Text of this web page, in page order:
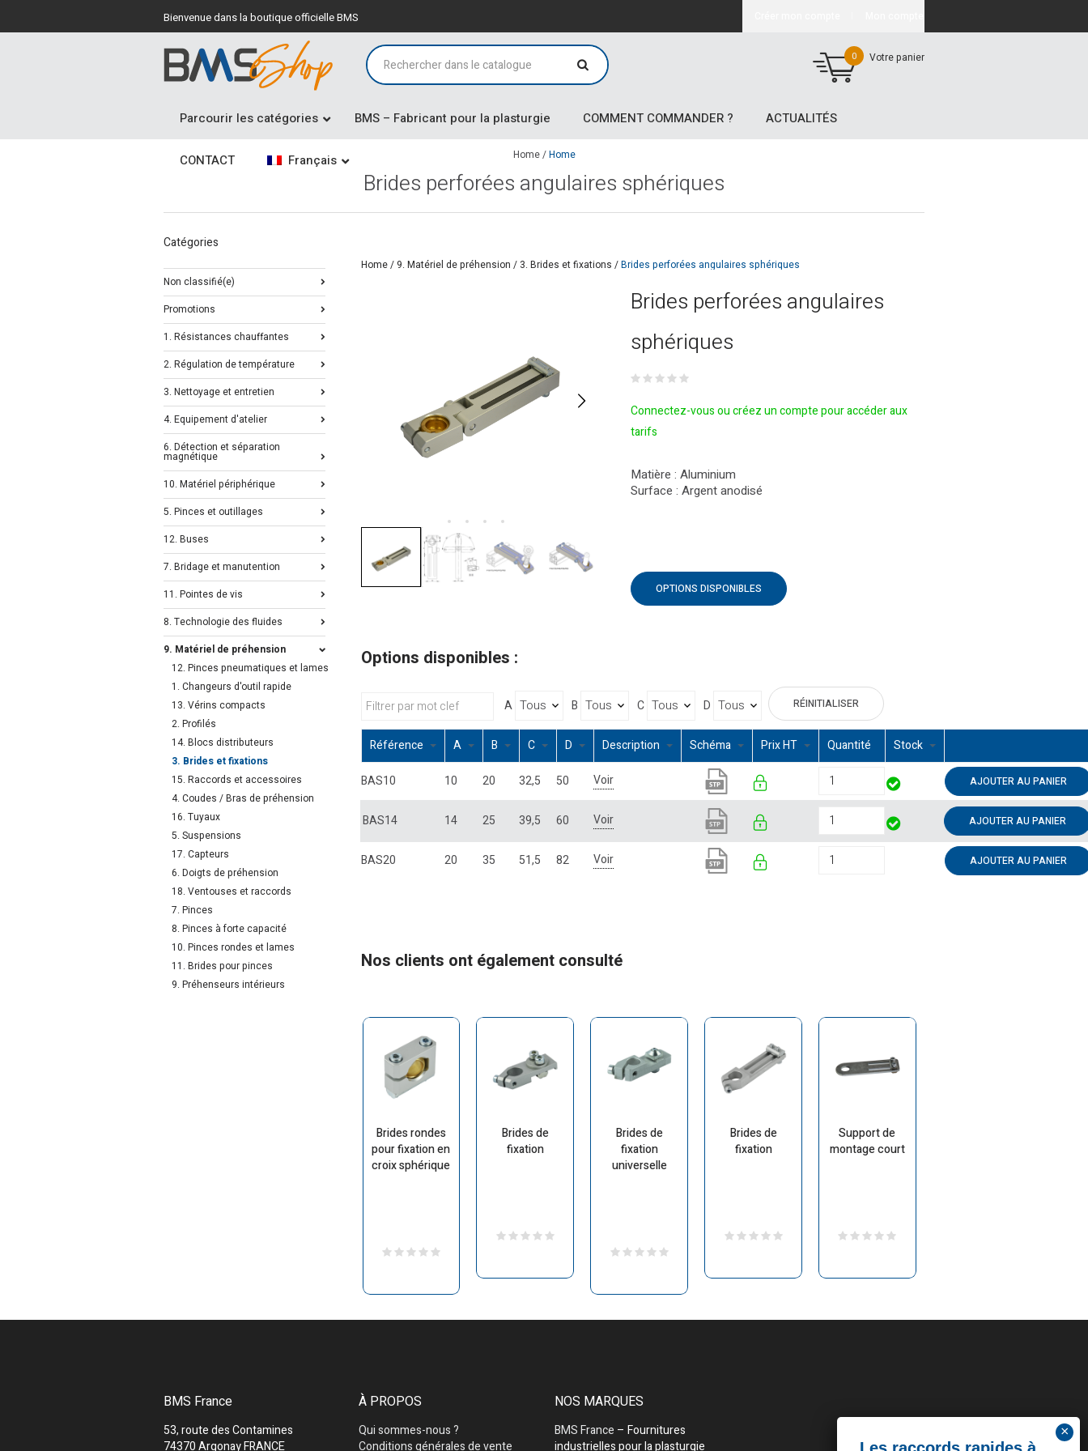
Bienvenue dans la boutique officielle BMS
0 Votre panier
Parcourir les catégories BMS – Fabricant pour la plasturgie COMMENT COMMANDER ? ACTUALITÉS
CONTACT Français Home/Home
Brides perforées angulaires sphériques
Home/ 9. Matériel de préhension / 3. Brides et fixations /Brides perforées angulaires sphériques
Brides perforées angulaires
sphériques
Connectez-vous ou créez un compte pour accéder aux
tarifs
Matière : Aluminium
Surface : Argent anodisé
OPTIONS DISPONIBLES
Options disponibles :
A B C D RÉINITIALISER
Référence A B C D Description Schéma Prix HT Quantité Stock
BAS10 10 20 32,5 50 Voir AJOUTER AU PANIER
BAS14 14 25 39,5 60 Voir AJOUTER AU PANIER
BAS20 20 35 51,5 82 Voir AJOUTER AU PANIER
Nos clients ont également consulté
Brides rondes
pour fixation en
croix sphérique
Brides de
fixation
Brides de
fixation
universelle
Brides de
fixation
Support de
montage court
Catégories
Non classifié(e)
Promotions
1. Résistances chauffantes
2. Régulation de température
3. Nettoyage et entretien
4. Equipement d'atelier
6. Détection et séparation
magnétique
10. Matériel périphérique
5. Pinces et outillages
12. Buses
7. Bridage et manutention
11. Pointes de vis
8. Technologie des fluides
9. Matériel de préhension
12. Pinces pneumatiques et lames
1. Changeurs d'outil rapide
13. Vérins compacts
2. Profilés
14. Blocs distributeurs
3. Brides et fixations
15. Raccords et accessoires
4. Coudes / Bras de préhension
16. Tuyaux
5. Suspensions
17. Capteurs
6. Doigts de préhension
18. Ventouses et raccords
7. Pinces
8. Pinces à forte capacité
10. Pinces rondes et lames
11. Brides pour pinces
9. Préhenseurs intérieurs
BMS France
53, route des Contamines
74370 Argonay FRANCE
À PROPOS
Qui sommes-nous ?
Conditions générales de vente
NOS MARQUES
BMS France – Fournitures
industrielles pour la plasturgie